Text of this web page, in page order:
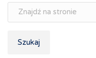
Szukaj